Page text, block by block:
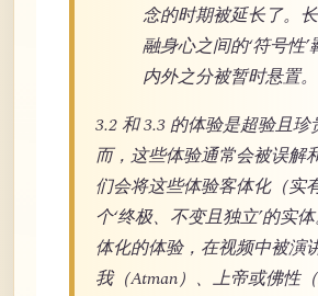
念的时期被延长了。
融身心之间的‘符号性
内外之分被暂时悬置。
3.2 和 3.3 的体验是超验且珍
而，这些体验通常会被误解
们会将这些体验客体化（实
个‘终极、不变且独立’的实
体化的体验，在视频中被演
我（Atman）、上帝或佛性